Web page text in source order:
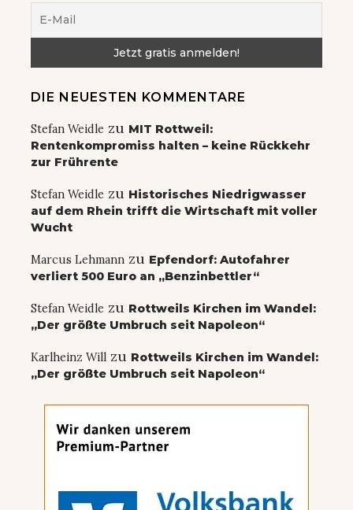
DIE NEUESTEN KOMMENTARE
Stefan Weidle zu MIT Rottweil:
Rentenkompromiss halten – keine Rückkehr
zur Frührente
Stefan Weidle zu Historisches Niedrigwasser
auf dem Rhein trifft die Wirtschaft mit voller
Wucht
Marcus Lehmann zu Epfendorf: Autofahrer
verliert 500 Euro an „Benzinbettler“
Stefan Weidle zu Rottweils Kirchen im Wandel:
„Der größte Umbruch seit Napoleon“
Karlheinz Will zu Rottweils Kirchen im Wandel:
„Der größte Umbruch seit Napoleon“